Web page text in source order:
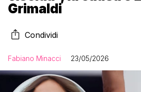
Grimaldi
Condividi
Fabiano Minacci 23/05/2026